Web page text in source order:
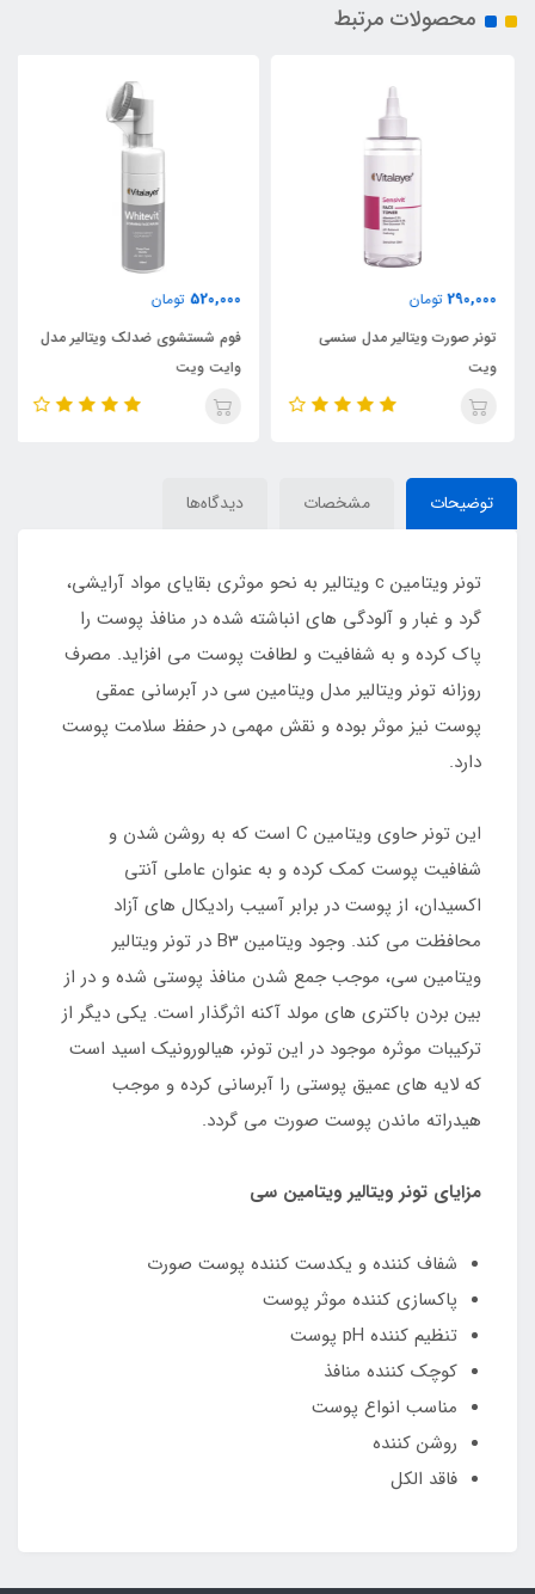
محصولات مرتبط
290,000 تومان
تونر صورت ویتالیر مدل سنسی
ویت
520,000 تومان
فوم شستشوی ضدلک ویتالیر مدل
وایت ویت
توضیحات مشخصات دیدگاه‌ها
تونر ویتامین c ویتالیر به نحو موثری بقایای مواد آرایشی،
گرد و غبار و آلودگی های انباشته شده در منافذ پوست را
پاک کرده و به شفافیت و لطافت پوست می افزاید. مصرف
روزانه تونر ویتالیر مدل ویتامین سی در آبرسانی عمقی
پوست نیز موثر بوده و نقش مهمی در حفظ سلامت پوست
دارد.
این تونر حاوی ویتامین C است که به روشن شدن و
شفافیت پوست کمک کرده و به عنوان عاملی آنتی
اکسیدان، از پوست در برابر آسیب رادیکال های آزاد
محافظت می کند. وجود ویتامین B3 در تونر ویتالیر
ویتامین سی، موجب جمع شدن منافذ پوستی شده و در از
بین بردن باکتری های مولد آکنه اثرگذار است. یکی دیگر از
ترکیبات موثره موجود در این تونر، هیالورونیک اسید است
که لایه های عمیق پوستی را آبرسانی کرده و موجب
هیدراته ماندن پوست صورت می گردد.
مزایای تونر ویتالیر ویتامین سی
شفاف کننده و یکدست کننده پوست صورت
پاکسازی کننده موثر پوست
تنظیم کننده pH پوست
کوچک کننده منافذ
مناسب انواع پوست
روشن کننده
فاقد الکل